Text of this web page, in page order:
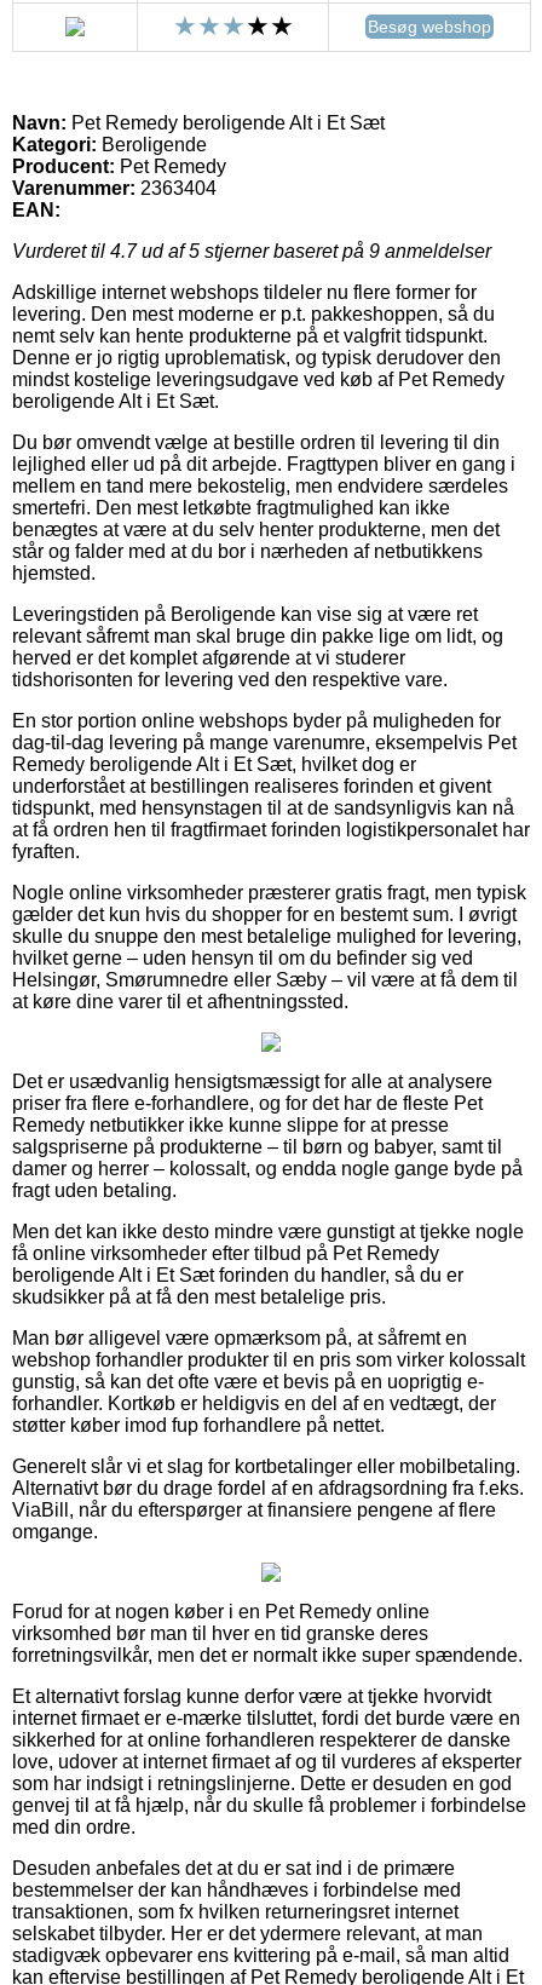
Besøg webshop
Navn: Pet Remedy beroligende Alt i Et Sæt
Kategori: Beroligende
Producent: Pet Remedy
Varenummer: 2363404
EAN:
Vurderet til 4.7ud af 5 stjerner baseret på 9 anmeldelser
Adskillige internet webshops tildeler nu flere former for
levering. Den mest moderne er p.t. pakkeshoppen, så du
nemt selv kan hente produkterne på et valgfrit tidspunkt.
Denne er jo rigtig uproblematisk, og typisk derudover den
mindst kostelige leveringsudgave ved køb af Pet Remedy
beroligende Alt i Et Sæt.
Du bør omvendt vælge at bestille ordren til levering til din
lejlighed eller ud på dit arbejde. Fragttypen bliver en gang i
mellem en tand mere bekostelig, men endvidere særdeles
smertefri. Den mest letkøbte fragtmulighed kan ikke
benægtes at være at du selv henter produkterne, men det
står og falder med at du bor i nærheden af netbutikkens
hjemsted.
Leveringstiden på Beroligende kan vise sig at være ret
relevant såfremt man skal bruge din pakke lige om lidt, og
herved er det komplet afgørende at vi studerer
tidshorisonten for levering ved den respektive vare.
En stor portion online webshops byder på muligheden for
dag-til-dag levering på mange varenumre, eksempelvis Pet
Remedy beroligende Alt i Et Sæt, hvilket dog er
underforstået at bestillingen realiseres forinden et givent
tidspunkt, med hensynstagen til at de sandsynligvis kan nå
at få ordren hen til fragtfirmaet forinden logistikpersonalet har
fyraften.
Nogle online virksomheder præsterer gratis fragt, men typisk
gælder det kun hvis du shopper for en bestemt sum. I øvrigt
skulle du snuppe den mest betalelige mulighed for levering,
hvilket gerne – uden hensyn til om du befinder sig ved
Helsingør, Smørumnedre eller Sæby – vil være at få dem til
at køre dine varer til et afhentningssted.
Det er usædvanlig hensigtsmæssigt for alle at analysere
priser fra flere e-forhandlere, og for det har de fleste Pet
Remedy netbutikker ikke kunne slippe for at presse
salgspriserne på produkterne – til børn og babyer, samt til
damer og herrer – kolossalt, og endda nogle gange byde på
fragt uden betaling.
Men det kan ikke desto mindre være gunstigt at tjekke nogle
få online virksomheder efter tilbud på Pet Remedy
beroligende Alt i Et Sæt forinden du handler, så du er
skudsikker på at få den mest betalelige pris.
Man bør alligevel være opmærksom på, at såfremt en
webshop forhandler produkter til en pris som virker kolossalt
gunstig, så kan det ofte være et bevis på en uoprigtig e-
forhandler. Kortkøb er heldigvis en del af en vedtægt, der
støtter køber imod fup forhandlere på nettet.
Generelt slår vi et slag for kortbetalinger eller mobilbetaling.
Alternativt bør du drage fordel af en afdragsordning fra f.eks.
ViaBill, når du efterspørger at finansiere pengene af flere
omgange.
Forud for at nogen køber i en Pet Remedy online
virksomhed bør man til hver en tid granske deres
forretningsvilkår, men det er normalt ikke super spændende.
Et alternativt forslag kunne derfor være at tjekke hvorvidt
internet firmaet er e-mærke tilsluttet, fordi det burde være en
sikkerhed for at online forhandleren respekterer de danske
love, udover at internet firmaet af og til vurderes af eksperter
som har indsigt i retningslinjerne. Dette er desuden en god
genvej til at få hjælp, når du skulle få problemer i forbindelse
med din ordre.
Desuden anbefales det at du er sat ind i de primære
bestemmelser der kan håndhæves i forbindelse med
transaktionen, som fx hvilken returneringsret internet
selskabet tilbyder. Her er det ydermere relevant, at man
stadigvæk opbevarer ens kvittering på e-mail, så man altid
kan eftervise bestillingen af Pet Remedy beroligende Alt i Et